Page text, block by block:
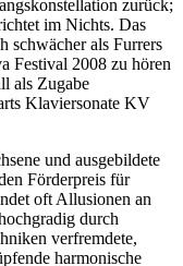
zurück;
im Nichts. Das
schwächer als Furrers
Festival 2008 zu hören
als Zugabe
Klaviersonate KV
und ausgebildete
Förderpreis für
oft Allusionen an
durch
verfremdete,
harmonische